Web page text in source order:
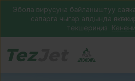
Эбола вирусуна байланыштуу
сапарга чыгар алдында өлкөгө
текшериңиз